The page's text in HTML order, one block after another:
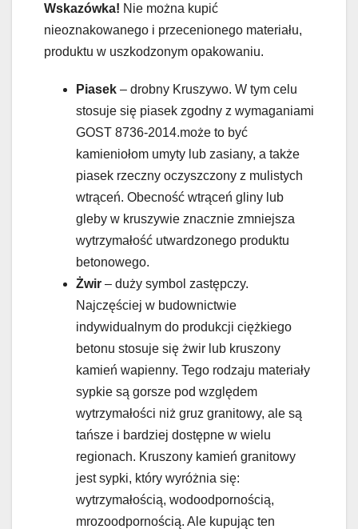
Wskazówka! Nie można kupić
nieoznakowanego i przecenionego materiału,
produktu w uszkodzonym opakowaniu.
Piasek – drobny Kruszywo. W tym celu
stosuje się piasek zgodny z wymaganiami
GOST 8736-2014.może to być
kamieniołom umyty lub zasiany, a także
piasek rzeczny oczyszczony z mulistych
wtrąceń. Obecność wtrąceń gliny lub
gleby w kruszywie znacznie zmniejsza
wytrzymałość utwardzonego produktu
betonowego.
Żwir – duży symbol zastępczy.
Najczęściej w budownictwie
indywidualnym do produkcji ciężkiego
betonu stosuje się żwir lub kruszony
kamień wapienny. Tego rodzaju materiały
sypkie są gorsze pod względem
wytrzymałości niż gruz granitowy, ale są
tańsze i bardziej dostępne w wielu
regionach. Kruszony kamień granitowy
jest sypki, który wyróżnia się:
wytrzymałością, wodoodpornością,
mrozoodpornością. Ale kupując ten